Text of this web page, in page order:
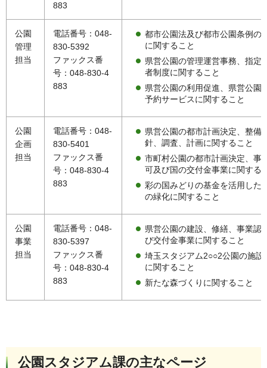
883
公園
管理
担当
電話番号：048-
830-5392
ファックス番
号：048-830-4
883
都市公園法及び都市公園条例の
に関すること
県営公園の管理運営事務、指定
者制度に関すること
県営公園の利用促進、県営公園
予約サービスに関すること
公園
企画
担当
電話番号：048-
830-5401
ファックス番
号：048-830-4
883
県営公園の都市計画決定、整備
針、調査、計画に関すること
市町村公園の都市計画決定、事
可及び国の交付金事業に関する
彩の国みどりの基金を活用した
の緑化に関すること
公園
事業
担当
電話番号：048-
830-5397
ファックス番
号：048-830-4
883
県営公園の建設、修繕、事業認
び交付金事業に関すること
埼玉スタジアム2○○2公園の施設
に関すること
新たな森づくりに関すること
公園スタジアム課の主なページ